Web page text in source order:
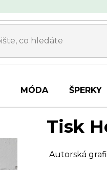
MÓDA ŠPERKY
Tisk
Autorská